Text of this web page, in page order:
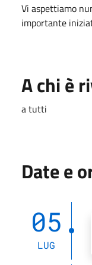
Vi aspettiamo
importante
A chi è
a tutti
Date e
05
LUG